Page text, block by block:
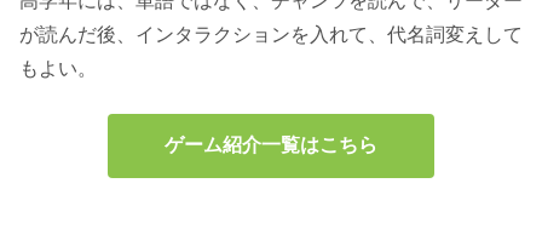
が読んだ後、インタラクションを入れて、代名詞変えして
もよい。
ゲーム紹介一覧はこちら